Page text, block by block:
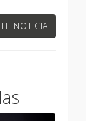
NOTICIA